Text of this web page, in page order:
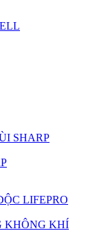
SHARP
LIFEPRO
KHÔNG KHÍ